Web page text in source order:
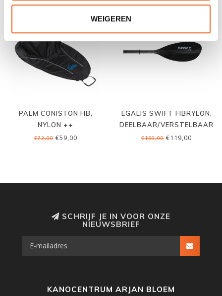
WEIGEREN
PALM CONISTON HB,
NYLON ++
€72,00€59,00
EGALIS SWIFT FIBRYLON,
DEELBAAR/VERSTELBAAR
€139,00 €119,00
SCHRIJF JE IN VOOR ONZE
NIEUWSBRIEF
KANOCENTRUM ARJAN BLOEM